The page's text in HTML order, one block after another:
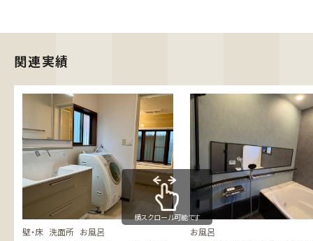
壁・床 洗面所 お風呂 お風呂
横スクロール可能です